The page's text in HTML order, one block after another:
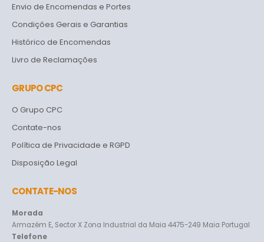
Envio de Encomendas e Portes
Condições Gerais e Garantias
Histórico de Encomendas
Livro de Reclamações
GRUPO CPC
O Grupo CPC
Contate-nos
Política de Privacidade e RGPD
Disposição Legal
CONTATE-NOS
Morada
Armazém E, Sector X Zona Industrial da Maia 4475-249 Maia Portugal
Telefone